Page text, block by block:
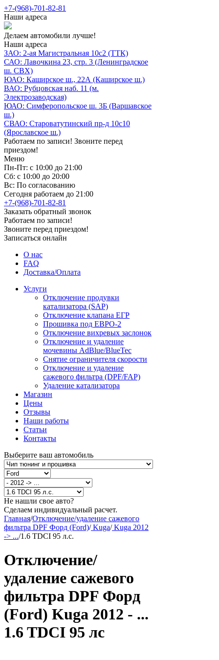
+7-(968)-701-82-81
Наши адреса
Делаем автомобили лучше!
Наши адреса
ЗАО: 2-ая Магистральная 10с2 (ТТК)
САО: Лавочкина 23, стр. 3 (Ленинградское
ш. СВХ)
ЮАО: Каширское ш., 22А (Каширское ш.)
ВАО: Рубцовская наб. 11 (м.
Электрозаводская)
ЮАО: Симферопольское ш. 3Б (Варшавское
ш.)
СВАО: Староватутинский пр-д 10с10
(Ярославское ш.)
Работаем по записи! Звоните перед
приездом!
Меню
Пн-Пт: с 10:00 до 21:00
Сб: с 10:00 до 20:00
Вс: По согласованию
Сегодня работаем до 21:00
+7-(968)-701-82-81
Заказать обратный звонок
Работаем по записи!
Звоните перед приездом!
Записаться онлайн
О нас
FAQ
Доставка/Оплата
Услуги
Отключение продувки
катализатора (SAP)
Отключение клапана ЕГР
Прошивка под ЕВРО-2
Отключение вихревых заслонок
Отключение и удаление
мочевины AdBlue/BlueTec
Снятие ограничителя скорости
Отключение и удаление
сажевого фильтра (DPF/FAP)
Удаление катализатора
Магазин
Цены
Отзывы
Наши работы
Статьи
Контакты
Выберите ваш автомобиль
Не нашли свое авто?
Сделаем индивидуальный расчет.
Главная/Отключение/удаление сажевого
фильтра DPF Форд (Ford)/Kuga/Kuga 2012
-> .../1.6 TDCI 95 л.с.
Отключение/
удаление сажевого
фильтра DPF Форд
(Ford) Kuga 2012 - ...
1.6 TDCI 95 лс